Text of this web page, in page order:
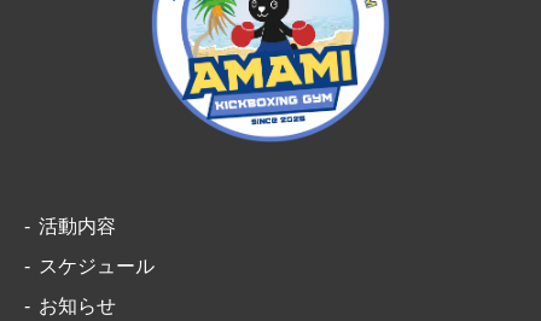
活動内容
スケジュール
お知らせ